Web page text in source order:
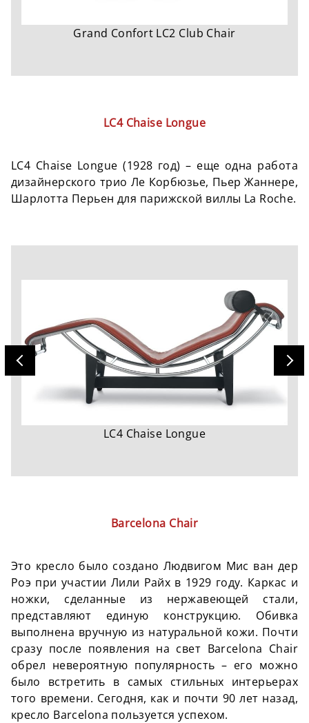
Grand Confort LC2 Club Chair
LC4 Chaise Longue
LC4 Chaise Longue (1928 год) – еще одна работа
дизайнерского трио Ле Корбюзье, Пьер Жаннере,
Шарлотта Перьен для парижской виллы La Roche.
LC4 Chaise Longue
Barcelona Chair
Это кресло было создано Людвигом Мис ван дер
Роэ при участии Лили Райх в 1929 году. Каркас и
ножки, сделанные из нержавеющей стали,
представляют единую конструкцию. Обивка
выполнена вручную из натуральной кожи. Почти
сразу после появления на свет Barcelona Chair
обрел невероятную популярность – его можно
было встретить в самых стильных интерьерах
того времени. Сегодня, как и почти 90 лет назад,
кресло Barcelona пользуется успехом.